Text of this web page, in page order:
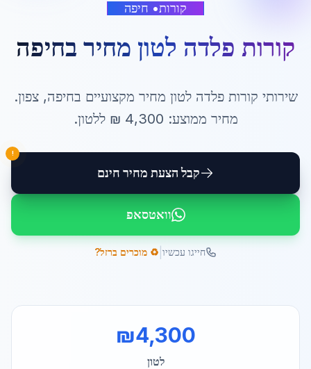
קורות• חיפה
קורות פלדה לטון מחיר בחיפה
שירותי קורות פלדה לטון מחיר מקצועיים בחיפה,צפון.
מחיר ממוצע: 4,300 ₪ ללטון.
קבל הצעת מחיר חינם
!
וואטסאפ
חייגו עכשיו ♻️ מוכרים ברזל?
₪4,300
לטון